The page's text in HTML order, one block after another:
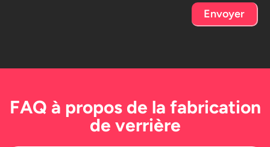
Envoyer
FAQ à propos de la fabrication
de verrière